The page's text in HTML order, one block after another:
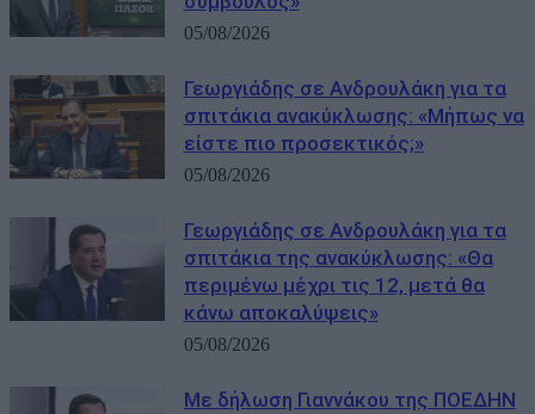
05/08/2026
Γεωργιάδης σε Ανδρουλάκη για τα
σπιτάκια ανακύκλωσης: «Μήπως να
είστε πιο προσεκτικός;»
05/08/2026
Γεωργιάδης σε Ανδρουλάκη για τα
σπιτάκια της ανακύκλωσης: «Θα
περιμένω μέχρι τις 12, μετά θα
κάνω αποκαλύψεις»
05/08/2026
Με δήλωση Γιαννάκου της ΠΟΕΔΗΝ